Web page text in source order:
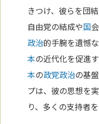
きつけ、彼らを団
自由党の結成や国
政治的手腕を遺憾
本の近代化を促進
本の政党政治の基
プは、彼の思想を
り、多くの支持者